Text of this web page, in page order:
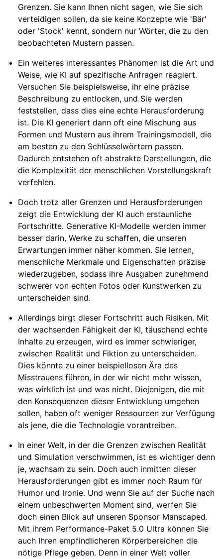
Grenzen. Sie kann Ihnen nicht sagen, wie Sie sich
verteidigen sollen, da sie keine Konzepte wie 'Bär'
oder 'Stock' kennt, sondern nur Wörter, die zu den
beobachteten Mustern passen.
Ein weiteres interessantes Phänomen ist die Art und
Weise, wie KI auf spezifische Anfragen reagiert.
Versuchen Sie beispielsweise, ihr eine präzise
Beschreibung zu entlocken, und Sie werden
feststellen, dass dies eine echte Herausforderung
ist. Die KI generiert dann oft eine Mischung aus
Formen und Mustern aus ihrem Trainingsmodell, die
am besten zu den Schlüsselwörtern passen.
Dadurch entstehen oft abstrakte Darstellungen, die
die Komplexität der menschlichen Vorstellungskraft
verfehlen.
Doch trotz aller Grenzen und Herausforderungen
zeigt die Entwicklung der KI auch erstaunliche
Fortschritte. Generative KI-Modelle werden immer
besser darin, Werke zu schaffen, die unseren
Erwartungen immer näher kommen. Sie lernen,
menschliche Merkmale und Eigenschaften präzise
wiederzugeben, sodass ihre Ausgaben zunehmend
schwerer von echten Fotos oder Kunstwerken zu
unterscheiden sind.
Allerdings birgt dieser Fortschritt auch Risiken. Mit
der wachsenden Fähigkeit der KI, täuschend echte
Inhalte zu erzeugen, wird es immer schwieriger,
zwischen Realität und Fiktion zu unterscheiden.
Dies könnte zu einer beispiellosen Ära des
Misstrauens führen, in der wir nicht mehr wissen,
was wirklich ist und was nicht. Diejenigen, die mit
den Konsequenzen dieser Entwicklung umgehen
sollen, haben oft weniger Ressourcen zur Verfügung
als jene, die die Technologie vorantreiben.
In einer Welt, in der die Grenzen zwischen Realität
und Simulation verschwimmen, ist es wichtiger denn
je, wachsam zu sein. Doch auch inmitten dieser
Herausforderungen gibt es immer noch Raum für
Humor und Ironie. Und wenn Sie auf der Suche nach
einem unbeschwerten Moment sind, werfen Sie
doch einen Blick auf unseren Sponsor Manscaped.
Mit ihrem Performance-Paket 5.0 Ultra können Sie
auch Ihren empfindlicheren Körperbereichen die
nötige Pflege geben. Denn in einer Welt voller